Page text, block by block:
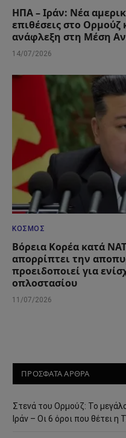
ΗΠΑ – Ιράν: Νέα
επιθέσεις στο Ορμούζ
ανάφλεξη στη Μέση
14/07/2026
ΚΌΣΜΟΣ
Βόρεια Κορέα κατά
απορρίπτει την
προειδοποιεί για
οπλοστασίου
11/07/2026
ΠΡΟΣΦΑΤΑ ΑΡΘΡΑ
Στενά του Ορμούζ: Το
Ιράν – Οι 6 όροι που θέτει η